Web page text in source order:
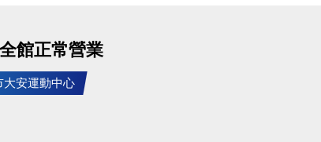
館正常營業
大安運動中心